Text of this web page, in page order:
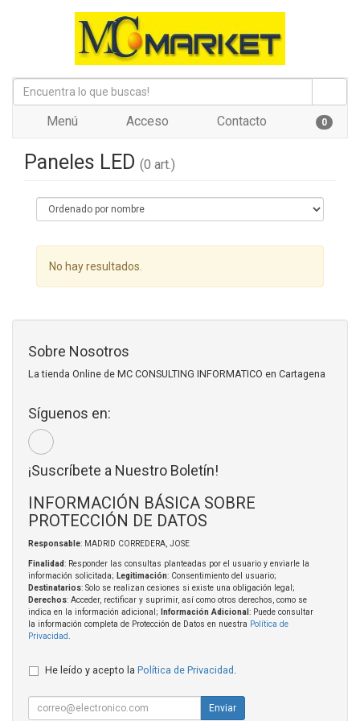
Menú Acceso Contacto 0
Paneles LED (0 art.)
No hay resultados.
Sobre Nosotros
La tienda Online de MC CONSULTING INFORMATICO en Cartagena
Síguenos en:
¡Suscríbete a Nuestro Boletín!
INFORMACIÓN BÁSICA SOBRE
PROTECCIÓN DE DATOS
Responsable: MADRID CORREDERA, JOSE
Finalidad: Responder las consultas planteadas por el usuario y enviarle la
información solicitada; Legitimación: Consentimiento del usuario;
Destinatarios: Solo se realizan cesiones si existe una obligación legal;
Derechos: Acceder, rectificar y suprimir, así como otros derechos, como se
indica en la información adicional;
Información Adicional : Puede consultar
la información completa de Protección de Datos en nuestra Política de
Privacidad
He leído y acepto la Política de Privacidad .
Enviar